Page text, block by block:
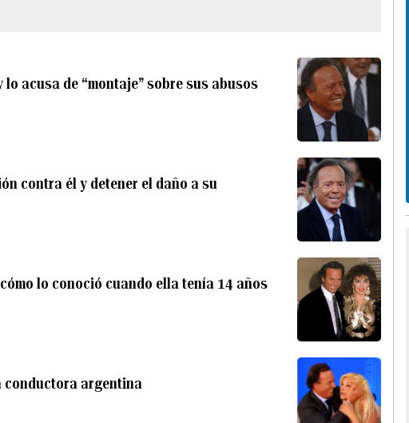
acusa de “montaje” sobre sus abusos
contra él y detener el daño a su
lo conoció cuando ella tenía 14 años
conductora argentina